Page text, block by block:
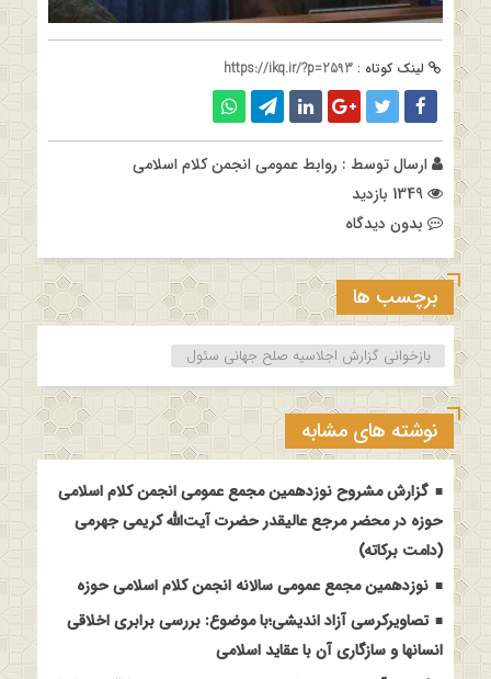
لینک کوتاه : https://ikq.ir/?p=2593
ارسال توسط : روابط عمومی انجمن کلام اسلامی
بدون دیدگاه
برچسب ها
بازخوانی گزارش اجلاسیه صلح جهانی سئول
نوشته های مشابه
گزارش مشروح نوزدهمین مجمع عمومی انجمن کلام اسلامی
حوزه در محضر مرجع عالیقدر حضرت آیت‌الله کریمی جهرمی
(دامت برکاته)
نوزدهمین مجمع عمومی سالانه انجمن کلام اسلامی حوزه
تصاویرکرسی آزاد اندیشی؛با موضوع: بررسی برابری اخلاقی
انسانها و سازگاری آن با عقاید اسلامی